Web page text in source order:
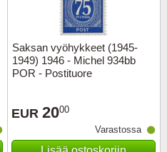
Saksan vyöhykkeet (1945-
1949) 1946 - Michel 934bb
POR - Postituore
EUR 2000
Varastossa